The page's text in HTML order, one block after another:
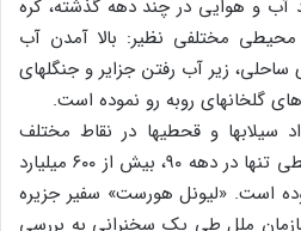
آب و هوایی در چند دهه گذشته، کره
مختلفی نظیر: بالا آمدن آب
ساحلی، زیر آب رفتن جزایر و جنگل‏های
گلخانه‏ای روبه رو نموده است.
سیلاب‏ها و قحطی‏ها در نقاط مختلف
گیتی، این فجایع زیست محیطی تنها در دهه ۹۰، بیش از ۶۰۰ میلیارد
است. «لیونل هورست» سفیر جزیره
ملل طی یک سخنرانی به بررسی